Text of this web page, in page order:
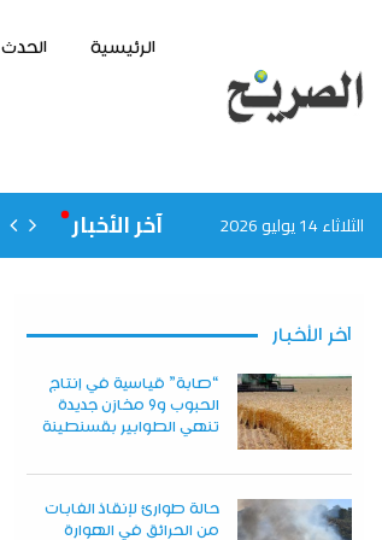
الرئيسية الحدث
الثلاثاء 14 يوليو 2026 آخر الأخبار
آخر الأخبار
“صابة” قياسية في إنتاج
الحبوب و9 مخازن جديدة
تنهي الطوابير بقسنطينة
حالة طوارئ لإنقاذ الغابات
من الحرائق في الهوارة